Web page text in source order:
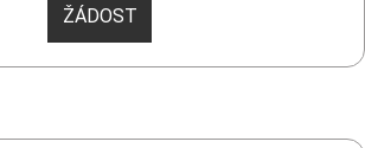
ŽÁDOST